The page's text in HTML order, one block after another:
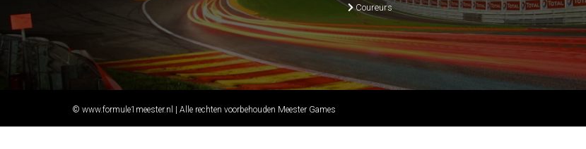
Coureurs
© www.formule1meester.nl | Alle rechten voorbehouden Meester Games